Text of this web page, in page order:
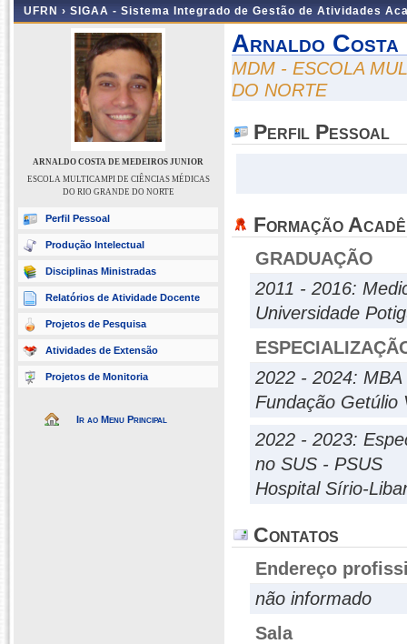
UFRN › SIGAA - Sistema Integrado de Gestão de Atividades
ARNALDO COSTA DE MEDEIROS JUNIOR
ESCOLA MULTICAMPI DE CIÊNCIAS MÉDICAS
DO RIO GRANDE DO NORTE
Perfil Pessoal
Produção Intelectual
Disciplinas Ministradas
Relatórios de Atividade Docente
Projetos de Pesquisa
Atividades de Extensão
Projetos de Monitoria
Ir ao Menu Principal
Arnaldo Costa
MDM - ESCOLA
DO NORTE
Perfil Pessoal
Formação
GRADUAÇÃO
2011 - 2016:
Universidade
2022 - 2024:
Fundação Getúlio
2022 - 2023:
no SUS - PSUS
Hospital Sírio-
Contatos
Endereço
não informado
Sala